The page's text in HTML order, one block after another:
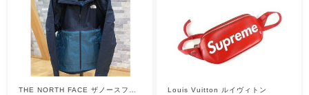
THE NORTH FACE ザノースフェ
Louis Vuitton ルイヴィトン